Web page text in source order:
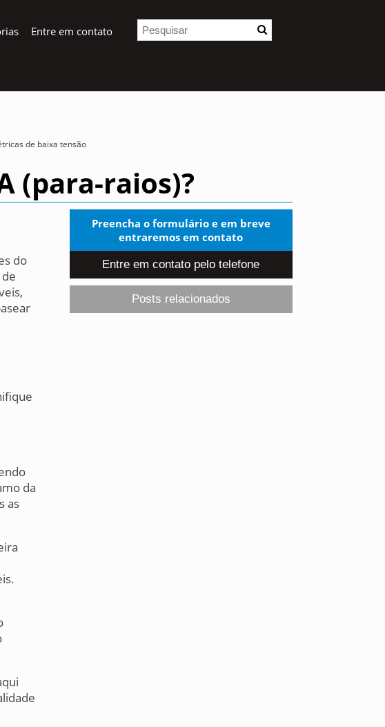
Entre em contato
de baixa tensão
(para-raios)?
do
da
as
Preencha o formulário e em breve
entraremos em contato
Entre em contato pelo telefone
Posts relacionados